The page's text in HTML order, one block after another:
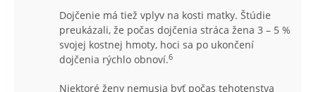
Dojčenie má tiež vplyv na kosti matky. Štúdie
preukázali, že počas dojčenia stráca žena 3 – 5 %
svojej kostnej hmoty, hoci sa po ukončení
dojčenia rýchlo obnoví.6
Niektoré ženy nemusia byť počas tehotenstva